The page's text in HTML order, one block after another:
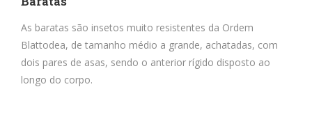
As baratas são insetos muito resistentes da Ordem
Blattodea, de tamanho médio a grande, achatadas, com
dois pares de asas, sendo o anterior rígido disposto ao
longo do corpo.